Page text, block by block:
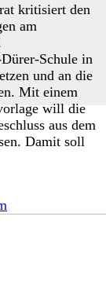
kritisiert den
am
Schule in
und an die
Mit einem
will die
aus dem
Damit soll